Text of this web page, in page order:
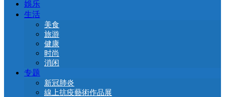
娛乐
生活
美食
旅游
健康
时尚
消闲
专题
新冠肺炎
線上抗疫藝術作品展